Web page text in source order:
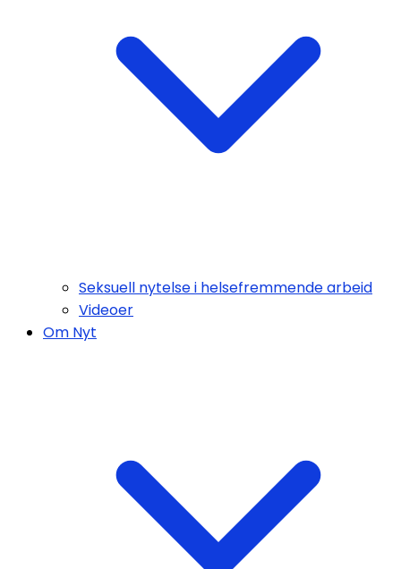
Seksuell nytelse i helsefremmende arbeid
Videoer
Om Nyt